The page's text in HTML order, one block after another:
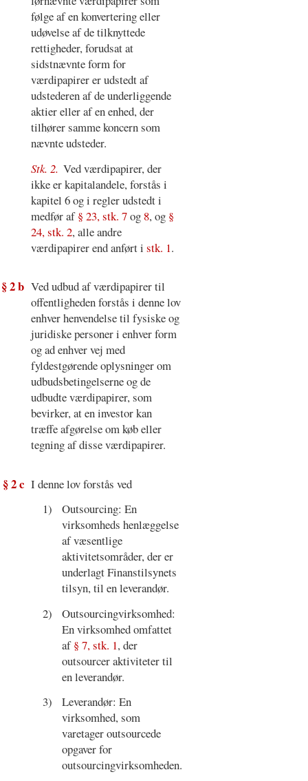
følge af en konvertering eller
udøvelse af de tilknyttede
rettigheder, forudsat at
sidstnævnte form for
værdipapirer er udstedt af
udstederen af de underliggende
aktier eller af en enhed, der
tilhører samme koncern som
nævnte udsteder.
Stk. 2. Ved værdipapirer, der
ikke er kapitalandele, forstås i
kapitel 6 og i regler udstedt i
medfør af§ 23, stk. 7og 8, og §
24, stk. 2, alle andre
værdipapirer end anført i stk. 1.
§ 2 b Ved udbud af værdipapirer til
offentligheden forstås i denne lov
enhver henvendelse til fysiske og
juridiske personer i enhver form
og ad enhver vej med
fyldestgørende oplysninger om
udbudsbetingelserne og de
udbudte værdipapirer, som
bevirker, at en investor kan
træffe afgørelse om køb eller
tegning af disse værdipapirer.
§ 2 c I denne lov forstås ved
1)
Outsourcing: En
virksomheds henlæggelse
af væsentlige
aktivitetsområder, der er
underlagt Finanstilsynets
tilsyn, til en leverandør.
2)
Outsourcingvirksomhed:
En virksomhed omfattet
af§ 7, stk. 1, der
outsourcer aktiviteter til
en leverandør.
3)
Leverandør: En
virksomhed, som
varetager outsourcede
opgaver for
outsourcingvirksomheden.